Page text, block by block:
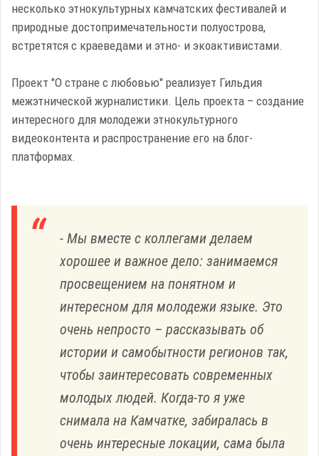
несколько этнокультурных камчатских фестивалей и
природные достопримечательности полуострова,
встретятся с краеведами и этно- и экоактивистами.
Проект "О стране с любовью" реализует Гильдия
межэтнической журналистики. Цель проекта – создание
интересного для молодежи этнокультурного
видеоконтента и распространение его на блог-
платформах.
- Мы вместе с коллегами делаем
хорошее и важное дело: занимаемся
просвещением на понятном и
интересном для молодежи языке. Это
очень непросто – рассказывать об
истории и самобытности регионов так,
чтобы заинтересовать современных
молодых людей. Когда-то я уже
снимала на Камчатке, забиралась в
очень интересные локации, сама была